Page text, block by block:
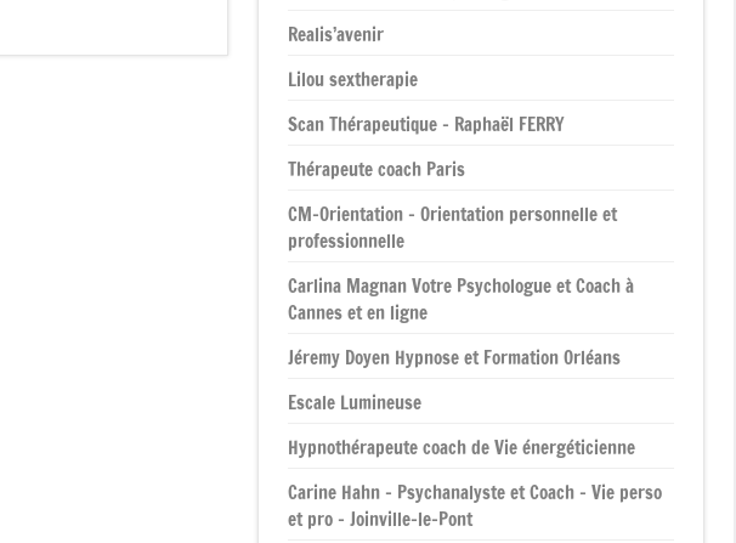
Realis’avenir
Lilou sextherapie
Scan Thérapeutique – Raphaël FERRY
Thérapeute coach Paris
CM-Orientation – Orientation personnelle et
professionnelle
Carlina Magnan Votre Psychologue et Coach à
Cannes et en ligne
Jéremy Doyen Hypnose et Formation Orléans
Escale Lumineuse
Hypnothérapeute coach de Vie énergéticienne
Carine Hahn – Psychanalyste et Coach – Vie perso
et pro – Joinville-le-Pont